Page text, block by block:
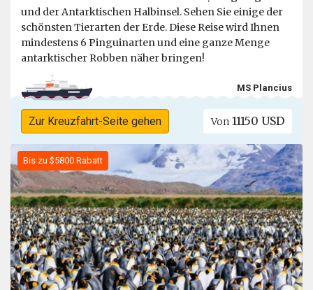
und der Antarktischen Halbinsel. Sehen Sie einige der
schönsten Tierarten der Erde. Diese Reise wird Ihnen
mindestens 6 Pinguinarten und eine ganze Menge
antarktischer Robben näher bringen!
MS Plancius
Zur Kreuzfahrt-Seite gehen Von 11150 USD
Bis zu $5800 Rabatt